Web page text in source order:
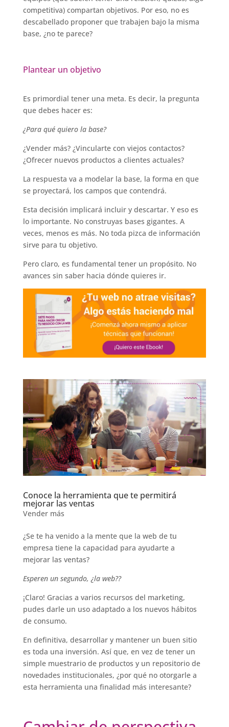
competitiva) compartan objetivos. Por eso, no es
descabellado proponer que trabajen bajo la misma
base, ¿no te parece?
Plantear un objetivo
Es primordial tener una meta. Es decir, la pregunta
que debes hacer es:
¿Para qué quiero la base?
¿Vender más? ¿Vincularte con viejos contactos?
¿Ofrecer nuevos productos a clientes actuales?
La respuesta va a modelar la base, la forma en que
se proyectará, los campos que contendrá.
Esta decisión implicará incluir y descartar. Y eso es
lo importante. No construyas bases gigantes. A
veces, menos es más. No toda pizca de información
sirve para tu objetivo.
Pero claro, es fundamental tener un propósito. No
avances sin saber hacia dónde quieres ir.
Conoce la herramienta que te permitirá
mejorar las ventas
Vender más
¿Se te ha venido a la mente que la web de tu
empresa tiene la capacidad para ayudarte a
mejorar las ventas?
Esperen un segundo, ¿la web??
¡Claro! Gracias a varios recursos del marketing,
pudes darle un uso adaptado a los nuevos hábitos
de consumo.
En definitiva, desarrollar y mantener un buen sitio
es toda una inversión. Así que, en vez de tener un
simple muestrario de productos y un repositorio de
novedades institucionales, ¿por qué no otorgarle a
esta herramienta una finalidad más interesante?